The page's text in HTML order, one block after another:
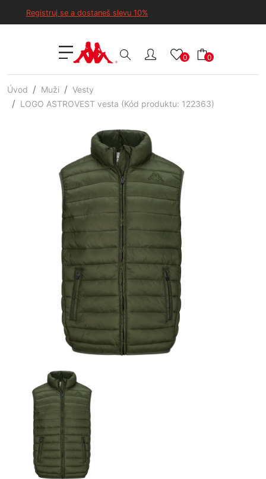
Registruj se a dostaneš slevu 10%
0 0
Úvod Muži
Vesty
LOGO ASTROVEST vesta (Kód produktu: 122363)